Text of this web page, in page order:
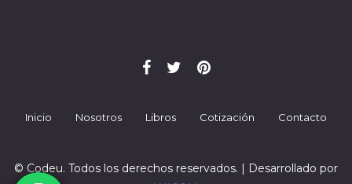
Inicio Nosotros Libros Cotización Contacto
© Codeu. Todos los derechos reservados. | Desarrollado por